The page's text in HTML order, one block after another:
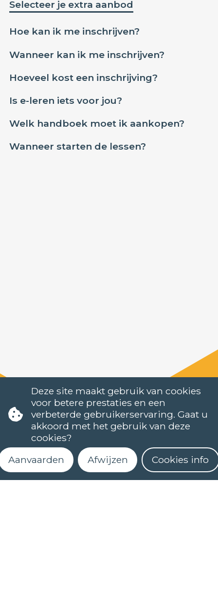
Selecteer je extra aanbod
Hoe kan ik me inschrijven?
Wanneer kan ik me inschrijven?
Hoeveel kost een inschrijving?
Is e-leren iets voor jou?
Welk handboek moet ik aankopen?
Wanneer starten de lessen?
Deze site maakt gebruik van cookies
voor betere prestaties en een
verbeterde gebruikerservaring. Gaat u
akkoord met het gebruik van deze
cookies?
Aanvaarden
Afwijzen Cookies info